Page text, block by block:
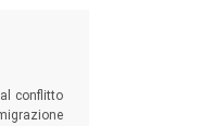
conflitto